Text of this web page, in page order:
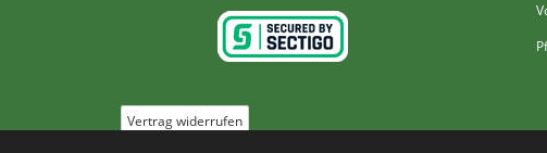
Vertrag widerrufen